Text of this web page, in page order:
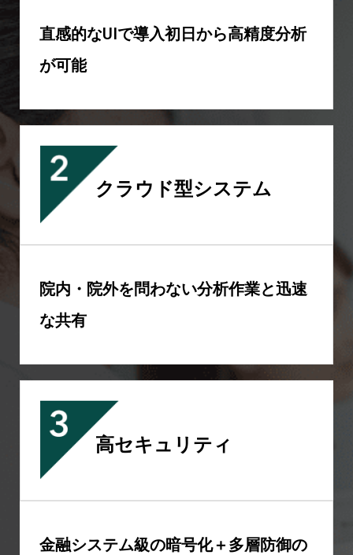
直感的なUIで導入初日から高精度分析
が可能
クラウド型システム
院内・院外を問わない分析作業と迅速
な共有
高セキュリティ
金融システム級の暗号化＋多層防御の